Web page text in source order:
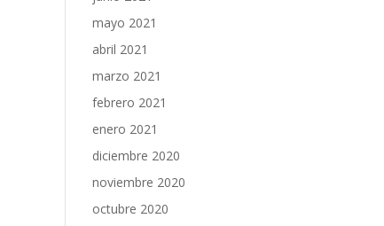
mayo 2021
abril 2021
marzo 2021
febrero 2021
enero 2021
diciembre 2020
noviembre 2020
octubre 2020